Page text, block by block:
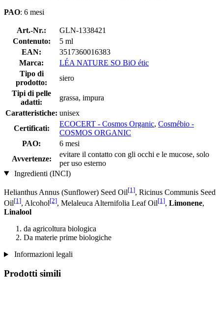
PAO: 6 mesi
Art.-Nr.:
GLN-1338421
Contenuto:
5 ml
EAN:
3517360016383
Marca:
LÉA NATURE SO BiO étic
Tipo di
prodotto:
siero
Tipi di pelle
adatti:
grassa, impura
Caratteristiche: unisex
Certificati:
ECOCERT - Cosmos Organic, Cosmébio -
COSMOS ORGANIC
PAO:
6 mesi
Avvertenze:
evitare il contatto con gli occhi e le mucose, solo
per uso esterno
Ingredienti (INCI)
Helianthus Annus (Sunflower) Seed Oil[1], Ricinus Communis Seed
Oil[1], Alcohol[2], Melaleuca Alternifolia Leaf Oil[1], Limonene,
Linalool
da agricoltura biologica
Da materie prime biologiche
Informazioni legali
Prodotti simili